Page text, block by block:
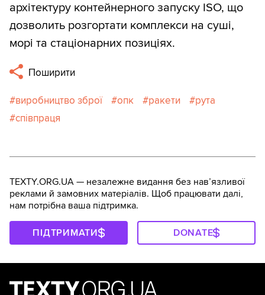
архітектуру контейнерного запуску ISO, що
дозволить розгортати комплекси на суші,
морі та стаціонарних позиціях.
Поширити
виробництво зброї опк ракети
рута
співпраця
TEXTY.ORG.UA — незалежне видання без навʼязливої
реклами й замовних матеріалів. Щоб працювати далі,
нам потрібна ваша підтримка.
ПІДТРИМАТИ DONATE